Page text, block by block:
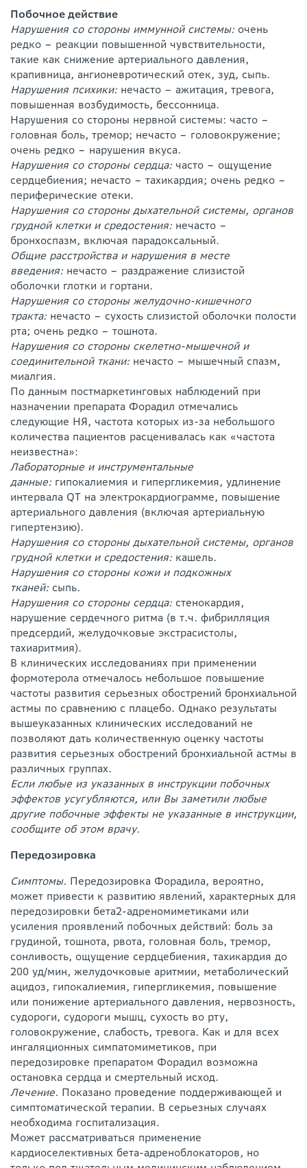
Побочное действие
Нарушения со стороны иммунной системы:очень
редко – реакции повышенной чувствительности,
такие как снижение артериального давления,
крапивница, ангионевротический отек, зуд, сыпь.
Нарушения психики:нечасто – ажитация, тревога,
повышенная возбудимость, бессонница.
Нарушения со стороны нервной системы: часто –
головная боль, тремор; нечасто – головокружение;
очень редко – нарушения вкуса.
Нарушения со стороны сердца:часто – ощущение
сердцебиения; нечасто – тахикардия; очень редко –
периферические отеки.
Нарушения со стороны дыхательной системы, органов
грудной клетки и средостения:нечасто –
бронхоспазм, включая парадоксальный.
Общие расстройства и нарушения в месте
введения:нечасто – раздражение слизистой
оболочки глотки и гортани.
Нарушения со стороны желудочно-кишечного
тракта:нечасто – сухость слизистой оболочки полости
рта; очень редко – тошнота.
Нарушения со стороны скелетно-мышечной и
соединительной ткани:нечасто – мышечный спазм,
миалгия.
По данным постмаркетинговых наблюдений при
назначении препарата Форадил отмечались
следующие НЯ, частота которых из-за небольшого
количества пациентов расценивалась как «частота
неизвестна»:
Лабораторные и инструментальные
данные:гипокалиемия и гипергликемия, удлинение
интервала QT на электрокардиограмме, повышение
артериального давления (включая артериальную
гипертензию).
Нарушения со стороны дыхательной системы, органов
грудной клетки и средостения:кашель.
Нарушения со стороны кожи и подкожных
тканей:сыпь.
Нарушения со стороны сердца:стенокардия,
нарушение сердечного ритма (в т.ч. фибрилляция
предсердий, желудочковые экстрасистолы,
тахиаритмия).
В клинических исследованиях при применении
формотерола отмечалось небольшое повышение
частоты развития серьезных обострений бронхиальной
астмы по сравнению с плацебо. Однако результаты
вышеуказанных клинических исследований не
позволяют дать количественную оценку частоты
развития серьезных обострений бронхиальной астмы в
различных группах.
Если любые из указанных в инструкции побочных
эффектов усугубляются, или Вы заметили любые
другие побочные эффекты не указанные в инструкции,
сообщите об этом врачу.
Передозировка
Симптомы. Передозировка Форадила, вероятно,
может привести к развитию явлений, характерных для
передозировки бета2-адреномиметиками или
усиления проявлений побочных действий: боль за
грудиной, тошнота, рвота, головная боль, тремор,
сонливость, ощущение сердцебиения, тахикардия до
200 уд/мин, желудочковые аритмии, метаболический
ацидоз, гипокалиемия, гипергликемия, повышение
или понижение артериального давления, нервозность,
судороги, судороги мышц, сухость во рту,
головокружение, слабость, тревога. Как и для всех
ингаляционных симпатомиметиков, при
передозировке препаратом Форадил возможна
остановка сердца и смертельный исход.
Лечение. Показано проведение поддерживающей и
симптоматической терапии. В серьезных случаях
необходима госпитализация.
Может рассматриваться применение
кардиоселективных бета-адреноблокаторов, но